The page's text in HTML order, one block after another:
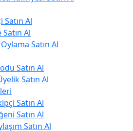
Satın Al
Al
Satın Al
Satın Al
Satın Al
Satın Al
Satın Al
Satın Al